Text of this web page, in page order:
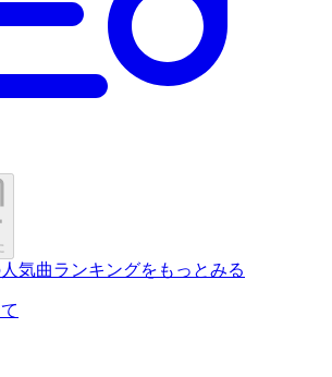
気曲ランキングをもっとみる